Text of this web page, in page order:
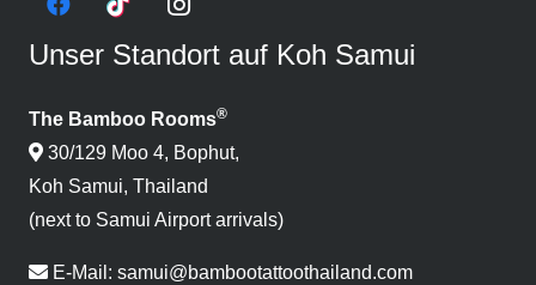
Unser Standort auf Koh Samui
The Bamboo Rooms®
30/129 Moo 4, Bophut,
Koh Samui, Thailand
(next to Samui Airport arrivals)
E-Mail: samui@bambootattoothailand.com